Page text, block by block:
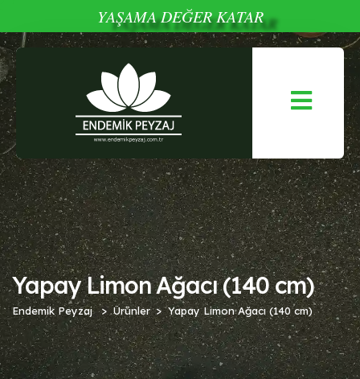
YAŞAMA DEĞER KATAR
Yapay Limon Ağacı (140 cm)
Endemik Peyzaj Ürünler Yapay Limon Ağacı (140 cm)